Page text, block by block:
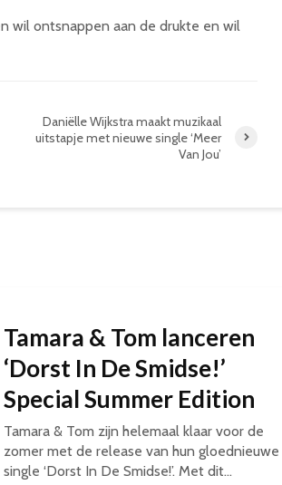
wil ontsnappen aan de drukte en wil
Daniëlle Wijkstra maakt muzikaal
uitstapje met nieuwe single ‘Meer
Van Jou’
Tamara & Tom lanceren
‘Dorst In De Smidse!’
Special Summer Edition
Tamara & Tom zijn helemaal klaar voor de
zomer met de release van hun gloednieuwe
single ‘Dorst In De Smidse!’. Met dit...